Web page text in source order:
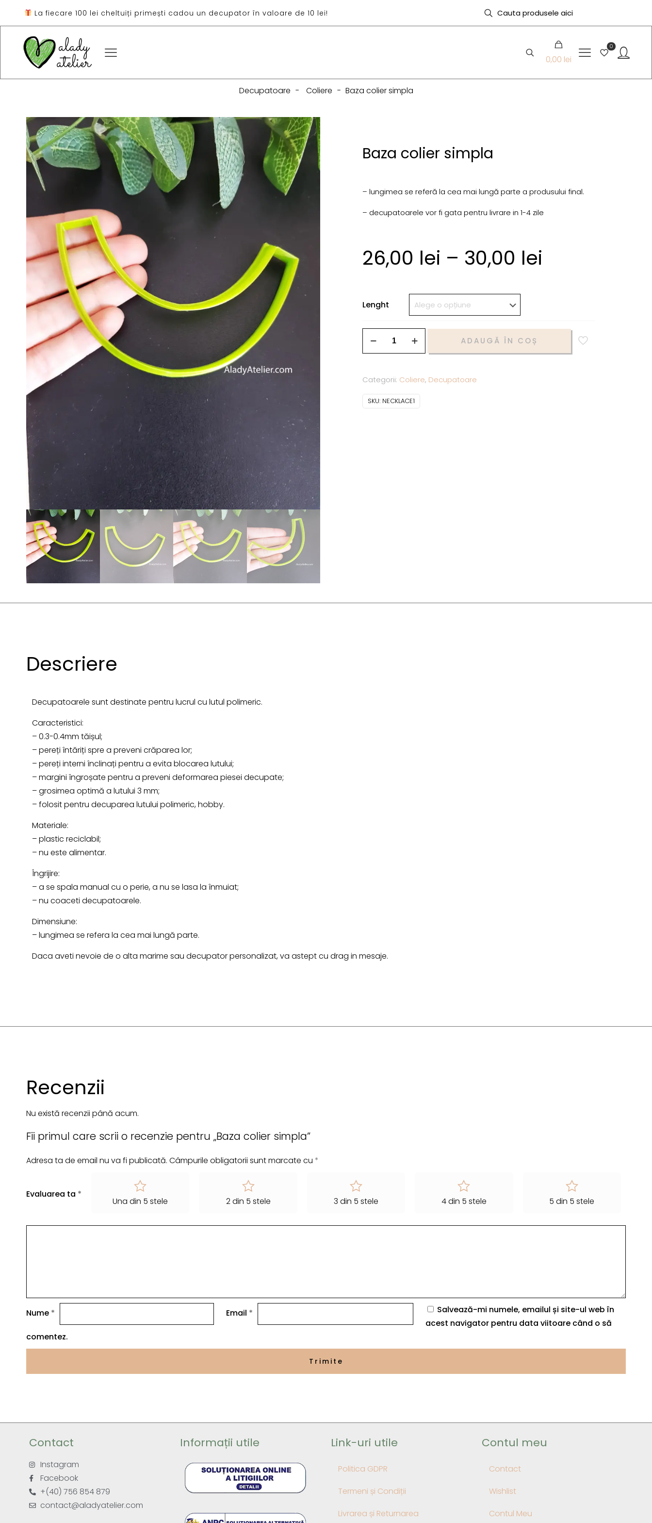
La fiecare 100 lei cheltuiți primești cadou un decupator în valoare de 10 lei!
0,00 lei
0
Decupatoare - Coliere - Baza colier simpla
Baza colier simpla
– lungimea se referă la cea mai lungă parte a produsului final.
– decupatoarele vor fi gata pentru livrare in 1-4 zile
26,00 lei – 30,00 lei
Lenght
ADAUGĂ ÎN COȘ
Categorii: Coliere, Decupatoare
SKU: NECKLACE1
Descriere
Decupatoarele sunt destinate pentru lucrul cu lutul polimeric.
Caracteristici:
– 0.3-0.4mm tăișul;
– pereți întăriți spre a preveni crăparea lor;
– pereți interni înclinați pentru a evita blocarea lutului;
– margini îngroșate pentru a preveni deformarea piesei decupate;
– grosimea optimă a lutului 3 mm;
– folosit pentru decuparea lutului polimeric, hobby.
Materiale:
– plastic reciclabil;
– nu este alimentar.
Îngrijire:
– a se spala manual cu o perie, a nu se lasa la înmuiat;
– nu coaceti decupatoarele.
Dimensiune:
– lungimea se refera la cea mai lungă parte.
Daca aveti nevoie de o alta marime sau decupator personalizat, va astept cu drag in mesaje.
Recenzii
Nu există recenzii până acum.
Fii primul care scrii o recenzie pentru „Baza colier simpla”
Adresa ta de email nu va fi publicată. Câmpurile obligatorii sunt marcate cu *
Evaluarea ta *
Una din 5 stele 2 din 5 stele 3 din 5 stele 4 din 5 stele 5 din 5 stele
Nume * Email *
Salvează-mi numele, emailul și site-ul web în
acest navigator pentru data viitoare când o să
comentez.
Contact
Instagram
Facebook
+(40) 756 854 879
contact@aladyatelier.com
Informații utile Link-uri utile
Politica GDPR
Termeni și Condiții
Livrarea și Returnarea
Contul meu
Contact
Wishlist
Contul Meu